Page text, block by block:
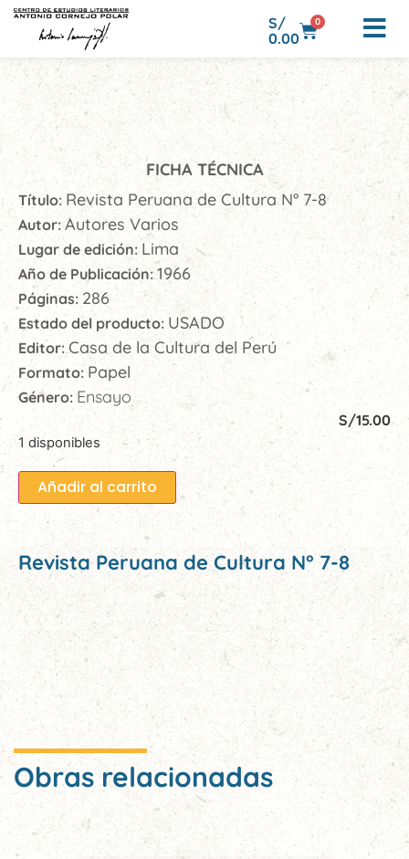
S/
0.00
0
FICHA TÉCNICA
Título: Revista Peruana de Cultura N° 7-8
Autor: Autores Varios
Lugar de edición: Lima
Año de Publicación:1966
Páginas: 286
Estado del producto: USADO
Editor:Casa de la Cultura del Perú
Formato: Papel
Género:Ensayo
S/15.00
1 disponibles
Añadir al carrito
Revista Peruana de Cultura N° 7-8
Obras relacionadas